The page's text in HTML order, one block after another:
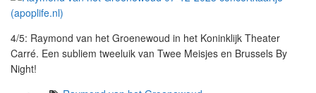
4/5: Raymond van het Groenewoud in het Koninklijk Theater
Carré. Een subliem tweeluik van Twee Meisjes en Brussels By
Night!